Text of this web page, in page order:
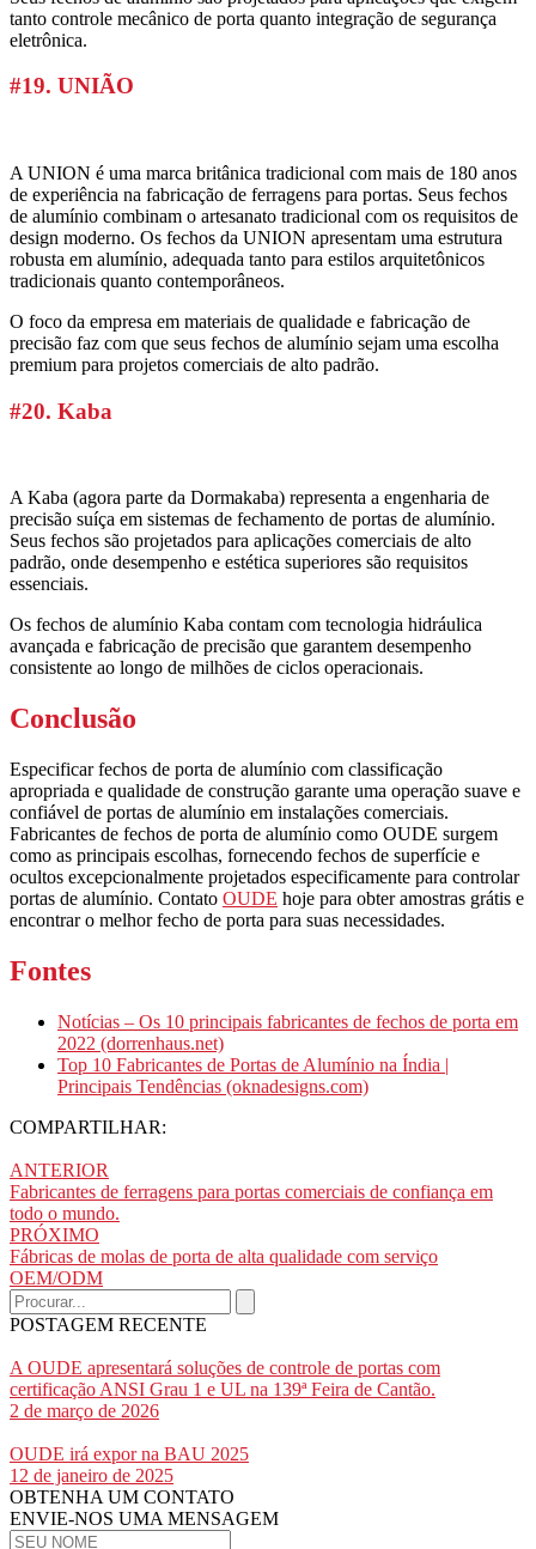
tanto controle mecânico de porta quanto integração de segurança
eletrônica.
#19. UNIÃO
A UNION é uma marca britânica tradicional com mais de 180 anos
de experiência na fabricação de ferragens para portas. Seus fechos
de alumínio combinam o artesanato tradicional com os requisitos de
design moderno. Os fechos da UNION apresentam uma estrutura
robusta em alumínio, adequada tanto para estilos arquitetônicos
tradicionais quanto contemporâneos.
O foco da empresa em materiais de qualidade e fabricação de
precisão faz com que seus fechos de alumínio sejam uma escolha
premium para projetos comerciais de alto padrão.
#20. Kaba
A Kaba (agora parte da Dormakaba) representa a engenharia de
precisão suíça em sistemas de fechamento de portas de alumínio.
Seus fechos são projetados para aplicações comerciais de alto
padrão, onde desempenho e estética superiores são requisitos
essenciais.
Os fechos de alumínio Kaba contam com tecnologia hidráulica
avançada e fabricação de precisão que garantem desempenho
consistente ao longo de milhões de ciclos operacionais.
Conclusão
Especificar fechos de porta de alumínio com classificação
apropriada e qualidade de construção garante uma operação suave e
confiável de portas de alumínio em instalações comerciais.
Fabricantes de fechos de porta de alumínio como OUDE surgem
como as principais escolhas, fornecendo fechos de superfície e
ocultos excepcionalmente projetados especificamente para controlar
portas de alumínio. Contato OUDE hoje para obter amostras grátis e
encontrar o melhor fecho de porta para suas necessidades.
Fontes
Notícias – Os 10 principais fabricantes de fechos de porta em
2022 (dorrenhaus.net)
Top 10 Fabricantes de Portas de Alumínio na Índia |
Principais Tendências (oknadesigns.com)
COMPARTILHAR:
ANTERIOR
Fabricantes de ferragens para portas comerciais de confiança em
todo o mundo.
PRÓXIMO
Fábricas de molas de porta de alta qualidade com serviço
OEM/ODM
POSTAGEM RECENTE
A OUDE apresentará soluções de controle de portas com
certificação ANSI Grau 1 e UL na 139ª Feira de Cantão.
2 de março de 2026
OUDE irá expor na BAU 2025
12 de janeiro de 2025
OBTENHA UM CONTATO
ENVIE-NOS UMA MENSAGEM